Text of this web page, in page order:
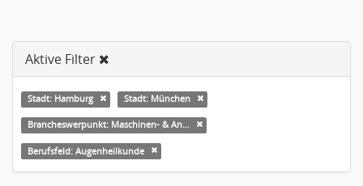
Aktive Filter
Stadt: Hamburg Stadt: München
Brancheswerpunkt: Maschinen- & Anlagenbau
Berufsfeld: Augenheilkunde